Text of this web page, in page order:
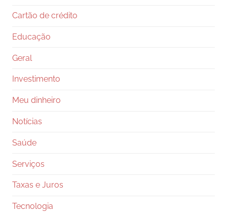
Cartão de crédito
Educação
Geral
Investimento
Meu dinheiro
Notícias
Saúde
Serviços
Taxas e Juros
Tecnologia